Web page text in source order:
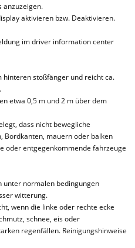
anzuzeigen.
aktivieren bzw. Deaktivieren.
im driver information center
stoßfänger und reicht ca.
etwa 0,5 m und 2 m über dem
dass nicht bewegliche
Bordkanten, mauern oder balken
oder entgegenkommende fahrzeuge
unter normalen bedingungen
witterung.
wenn die linke oder rechte ecke
schnee, eis oder
regenfällen. Reinigungshinweise